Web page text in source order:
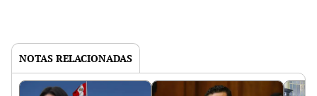
NOTAS RELACIONADAS